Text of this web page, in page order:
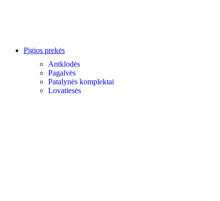
Pigios prekės
Antklodės
Pagalvės
Patalynės komplektai
Lovatiesės